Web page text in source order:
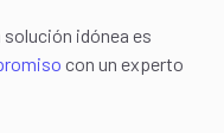
idónea es
con un experto